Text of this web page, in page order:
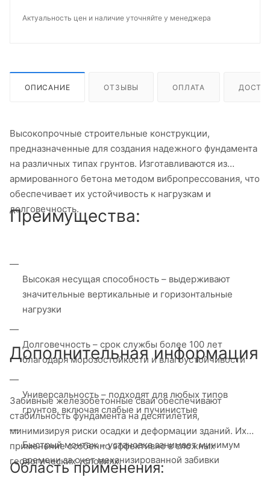
Актуальность цен и наличие уточняйте у менеджера
ОПИСАНИЕ ОТЗЫВЫ ОПЛАТА
Высокопрочные строительные конструкции,
предназначенные для создания надежного фундамента
на различных типах грунтов. Изготавливаются из
армированного бетона методом вибропрессования, что
обеспечивает их устойчивость к нагрузкам и
долговечность.
Преимущества:
Высокая несущая способность – выдерживают
значительные вертикальные и горизонтальные
нагрузки
Долговечность – срок службы более 100 лет
благодаря морозостойкости и влагоустойчивости
Универсальность – подходят для любых типов
грунтов, включая слабые и пучинистые
Быстрый монтаж – установка занимает минимум
времени за счет механизированной забивки
Дополнительная информация
Забивные железобетонные сваи обеспечивают
стабильность фундамента на десятилетия,
минимизируя риски осадки и деформации зданий. Их
применение особенно эффективно в сложных
геологических условиях.
Область применения: